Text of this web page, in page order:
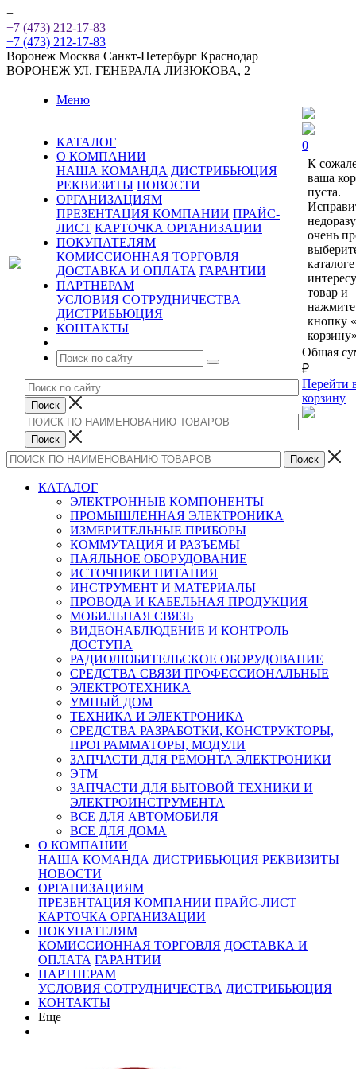
+
+7 (473) 212-17-83
+7 (473) 212-17-83
Воронеж Москва Санкт-Петербург Краснодар
ВОРОНЕЖ УЛ. ГЕНЕРАЛА ЛИЗЮКОВА, 2
Меню
КАТАЛОГ
О КОМПАНИИ
НАША КОМАНДА ДИСТРИБЬЮЦИЯ
РЕКВИЗИТЫ НОВОСТИ
ОРГАНИЗАЦИЯМ
ПРЕЗЕНТАЦИЯ КОМПАНИИ ПРАЙС-
ЛИСТ КАРТОЧКА ОРГАНИЗАЦИИ
ПОКУПАТЕЛЯМ
КОМИССИОННАЯ ТОРГОВЛЯ
ДОСТАВКА И ОПЛАТА ГАРАНТИИ
ПАРТНЕРАМ
УСЛОВИЯ СОТРУДНИЧЕСТВА
ДИСТРИБЬЮЦИЯ
КОНТАКТЫ
0
К
ваша
пуста.
очень
каталоге
товар и
нажмите
кнопку
Общая
₽
Перейти
корзину
КАТАЛОГ
ЭЛЕКТРОННЫЕ КОМПОНЕНТЫ
ПРОМЫШЛЕННАЯ ЭЛЕКТРОНИКА
ИЗМЕРИТЕЛЬНЫЕ ПРИБОРЫ
КОММУТАЦИЯ И РАЗЪЕМЫ
ПАЯЛЬНОЕ ОБОРУДОВАНИЕ
ИСТОЧНИКИ ПИТАНИЯ
ИНСТРУМЕНТ И МАТЕРИАЛЫ
ПРОВОДА И КАБЕЛЬНАЯ ПРОДУКЦИЯ
МОБИЛЬНАЯ СВЯЗЬ
ВИДЕОНАБЛЮДЕНИЕ И КОНТРОЛЬ
ДОСТУПА
РАДИОЛЮБИТЕЛЬСКОЕ ОБОРУДОВАНИЕ
СРЕДСТВА СВЯЗИ ПРОФЕССИОНАЛЬНЫЕ
ЭЛЕКТРОТЕХНИКА
УМНЫЙ ДОМ
ТЕХНИКА И ЭЛЕКТРОНИКА
СРЕДСТВА РАЗРАБОТКИ, КОНСТРУКТОРЫ,
ПРОГРАММАТОРЫ, МОДУЛИ
ЗАПЧАСТИ ДЛЯ РЕМОНТА ЭЛЕКТРОНИКИ
ЭТМ
ЗАПЧАСТИ ДЛЯ БЫТОВОЙ ТЕХНИКИ И
ЭЛЕКТРОИНСТРУМЕНТА
ВСЕ ДЛЯ АВТОМОБИЛЯ
ВСЕ ДЛЯ ДОМА
О КОМПАНИИ
НАША КОМАНДА ДИСТРИБЬЮЦИЯ РЕКВИЗИТЫ
НОВОСТИ
ОРГАНИЗАЦИЯМ
ПРЕЗЕНТАЦИЯ КОМПАНИИ ПРАЙС-ЛИСТ
КАРТОЧКА ОРГАНИЗАЦИИ
ПОКУПАТЕЛЯМ
КОМИССИОННАЯ ТОРГОВЛЯ ДОСТАВКА И
ОПЛАТА ГАРАНТИИ
ПАРТНЕРАМ
УСЛОВИЯ СОТРУДНИЧЕСТВА ДИСТРИБЬЮЦИЯ
КОНТАКТЫ
Еще